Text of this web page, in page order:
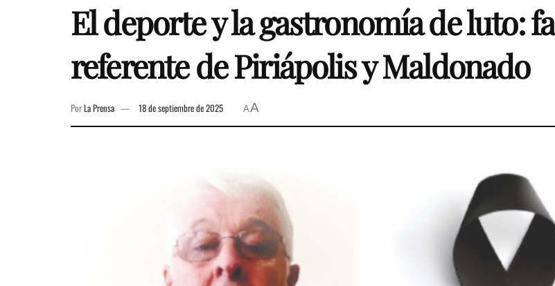
El deporte y la gastronomía de luto:
referente de Piriápolis y Maldonado
PorLa Prensa 18 de septiembre de 2025 AA